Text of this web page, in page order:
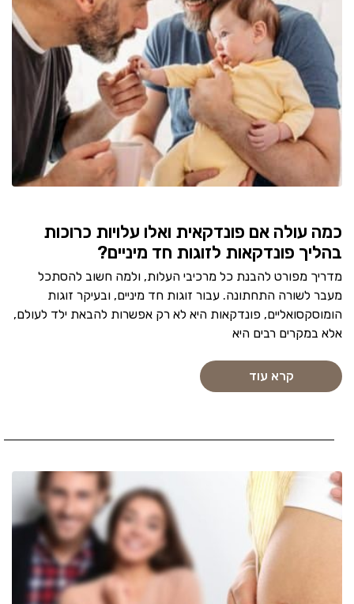
כמה עולה אם פונדקאית ואלו עלויות כרוכות
בהליך פונדקאות לזוגות חד מיניים?
מדריך מפורט להבנת כל מרכיבי העלות, ולמה חשוב להסתכל
מעבר לשורה התחתונה. עבור זוגות חד מיניים, ובעיקר זוגות
הומוסקסואליים, פונדקאות היא לא רק אפשרות להבאת ילד לעולם,
אלא במקרים רבים היא
קרא עוד